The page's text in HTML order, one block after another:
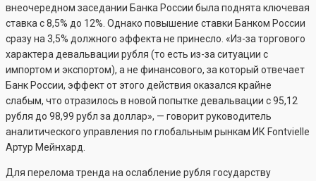
внеочередном заседании Банка России была поднята ключевая
ставка с 8,5% до 12%. Однако повышение ставки Банком России
сразу на 3,5% должного эффекта не принесло. «Из-за торгового
характера девальвации рубля (то есть из-за ситуации с
импортом и экспортом), а не финансового, за который отвечает
Банк России, эффект от этого действия оказался крайне
слабым, что отразилось в новой попытке девальвации с 95,12
рубля до 98,99 рубл за доллар», — говорит руководитель
аналитического управления по глобальным рынкам ИК Fontvielle
Артур Мейнхард.
Для перелома тренда на ослабление рубля государству